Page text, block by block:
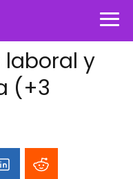
laboral y
(+3